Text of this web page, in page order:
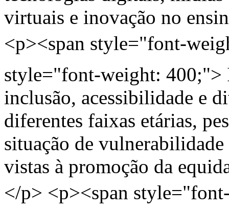
virtuais e inovação no
<p><span style="font-
style="font-weight: 400;">
inclusão, acessibilidade e
diferentes faixas etárias,
situação de
vistas à promoção da
</p> <p><span